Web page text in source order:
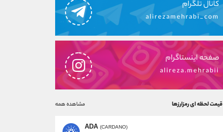
کانال تلگرام
alirezamehrabi_com
صفحه اینستاگرام
alireza.mehrabii
قیمت لحظه ای رمزارزها مشاهده همه
ADA (CARDANO)